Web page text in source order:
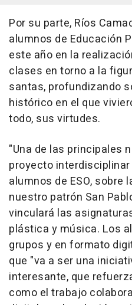
Por su parte, Ríos
alumnos de Educación
este año en la
clases en torno a la
santas, profundizando
histórico en el que
todo, sus virtudes.
"Una de las principales
proyecto
alumnos de ESO, sobre
nuestro patrón San
vinculará las
plástica y música. Los
grupos y en formato
que "va a ser una
interesante, que
como el trabajo